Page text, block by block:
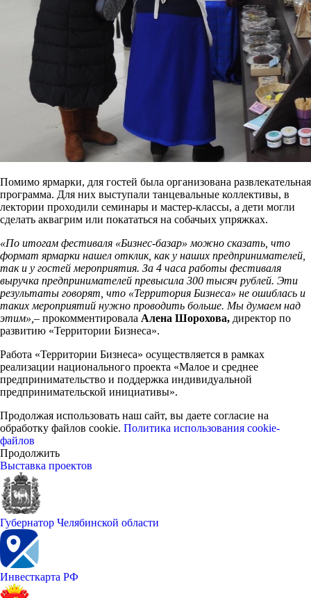
Помимо ярмарки, для гостей была организована развлекательная
программа. Для них выступали танцевальные коллективы, в
лектории проходили семинары и мастер-классы, а дети могли
сделать аквагрим или покататься на собачьих упряжках.
«По итогам фестиваля «Бизнес-базар» можно сказать, что
формат ярмарки нашел отклик, как у наших предпринимателей,
так и у гостей мероприятия. За 4 часа работы фестиваля
выручка предпринимателей превысила 300 тысяч рублей. Эти
результаты говорят, что «Территория Бизнеса» не ошиблась и
таких мероприятий нужно проводить больше. Мы думаем над
этим», – прокомментировала Алена Шорохова, директор по
развитию «Территории Бизнеса».
Работа «Территории Бизнеса» осуществляется в рамках
реализации национального проекта «Малое и среднее
предпринимательство и поддержка индивидуальной
предпринимательской инициативы».
Продолжая использовать наш сайт, вы даете согласие на
обработку файлов cookie. Политика использования cookie-
файлов
Продолжить
Выставка проектов
Губернатор Челябинской области
Инвесткарта РФ